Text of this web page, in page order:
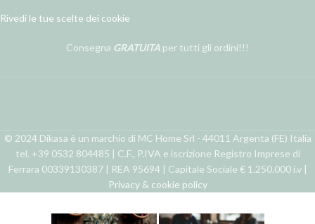
Rivedi le tue scelte dei cookie
Consegna GRATUITA per tutti gli ordini!!!
© 2024 Dikasa è un marchio di MC Home Srl - 44011 Argenta (FE) Italia
tel. +39 0532 804485 | C.F., P.IVA e iscrizione Registro Imprese di
Ferrara 00339130387 | REA 95694 | Capitale Sociale € 1.250.000 i.v |
Privacy & cookie policy